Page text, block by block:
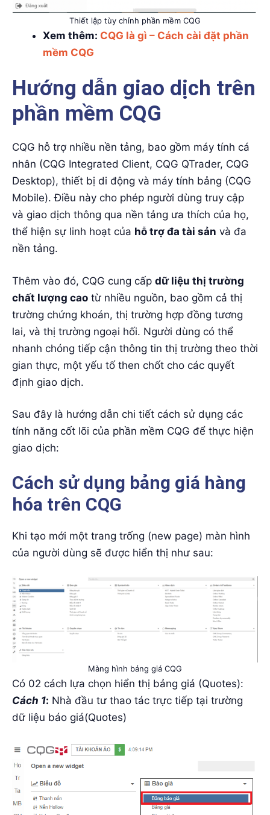
Thiết lập tùy chỉnh phần mềm CQG
Xem thêm: CQG là gì – Cách cài đặt phần
mềm CQG
Hướng dẫn giao dịch trên
phần mềm CQG
CQG hỗ trợ nhiều nền tảng, bao gồm máy tính cá
nhân (CQG Integrated Client, CQG QTrader, CQG
Desktop), thiết bị di động và máy tính bảng (CQG
Mobile). Điều này cho phép người dùng truy cập
và giao dịch thông qua nền tảng ưa thích của họ,
thể hiện sự linh hoạt của hỗ trợ đa tài sản và đa
nền tảng.
Thêm vào đó, CQG cung cấp dữ liệu thị trường
chất lượng cao từ nhiều nguồn, bao gồm cả thị
trường chứng khoán, thị trường hợp đồng tương
lai, và thị trường ngoại hối. Người dùng có thể
nhanh chóng tiếp cận thông tin thị trường theo thời
gian thực, một yếu tố then chốt cho các quyết
định giao dịch.
Sau đây là hướng dẫn chi tiết cách sử dụng các
tính năng cốt lõi của phần mềm CQG để thực hiện
giao dịch:
Cách sử dụng bảng giá hàng
hóa trên CQG
Khi tạo mới một trang trống (new page) màn hình
của người dùng sẽ được hiển thị như sau:
Màng hình bảng giá CQG
Có 02 cách lựa chọn hiển thị bảng giá (Quotes):
Cách 1: Nhà đầu tư thao tác trực tiếp tại trường
dữ liệu báo giá(Quotes)